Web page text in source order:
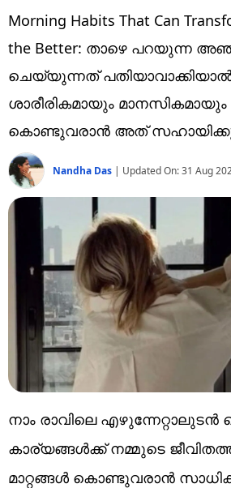
Lifestyle
world
Technology
Web Story
Photo
Short Videos
Morning Habits That Can
the Better: താഴെ പറയുന്ന
ചെയ്യുന്നത്
ശാരീരികമായും മാനസികമായും
കൊണ്ടുവരാൻ അത്
Nandha Das | Updated On:31 Aug
നാം രാവിലെ
കാര്യങ്ങൾക്ക് നമ്മുടെ
മാറ്റങ്ങൾ കൊണ്ടുവരാൻ